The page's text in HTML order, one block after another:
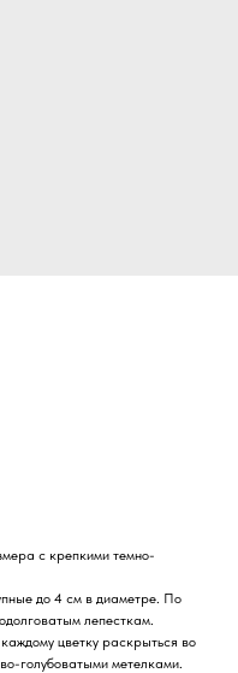
с крепкими темно-
до 4 см в диаметре. По
лепесткам.
цветку раскрыться во
голубоватыми метелками.